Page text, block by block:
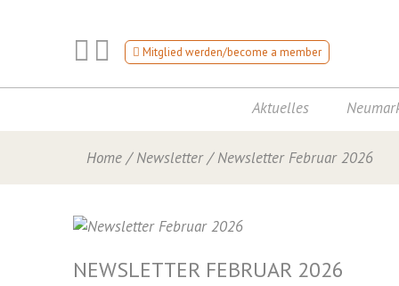
Mitglied werden/become a member
Aktuelles
Home / Newsletter / Newsletter Februar 2026
NEWSLETTER FEBRUAR 2026